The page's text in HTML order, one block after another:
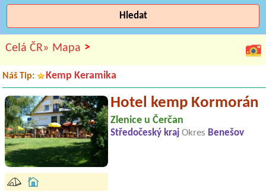
Hledat
Celá ČR» Mapa >
Náš Tip: Kemp Keramika
Hotel kemp Kormorán
Zlenice u Čerčan
Středočeský kraj Okres Benešov